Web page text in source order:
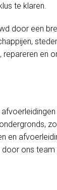
te klaren.
door een
repareren en
en
ons